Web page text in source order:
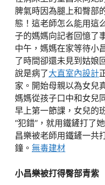
脾氣時因為腿上和臀部
態！這老師怎么能用這
子的媽媽向記者回憶了
中午，媽媽在家等待小
了時間卻還未見到姑娘
說是病了大直室內設計
家。開始母親以為女兒
媽媽從孩子口中和女兒
早上第一節課，女兒的
“犯錯”，就用鐵鏟打了
昌樂被老師用鐵鏟一共
鐘。 無毒建材
小昌樂被打得臀部青紫